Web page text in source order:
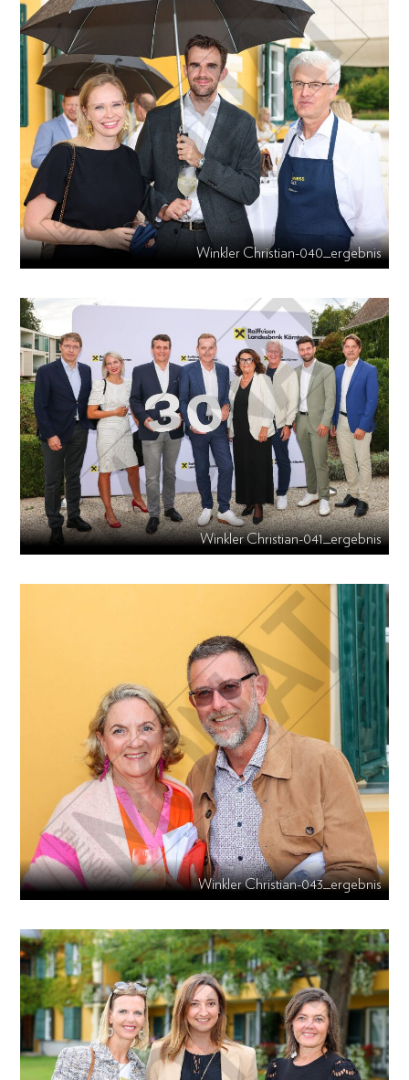
Winkler Christian-040_ergebnis
Winkler Christian-041_ergebnis
Winkler Christian-043_ergebnis